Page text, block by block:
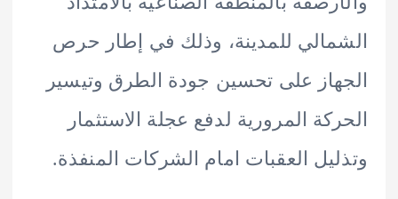
للمدينة، وذلك في إطار حرص
على تحسين جودة الطرق وتيسير
المرورية لدفع عجلة الاستثمار
العقبات امام الشركات المنفذة.